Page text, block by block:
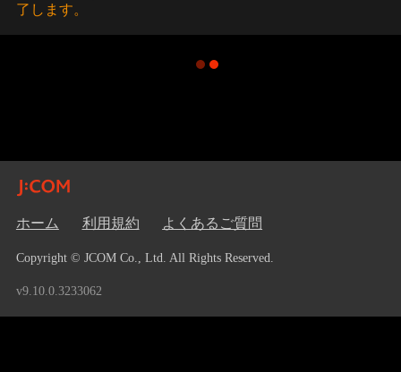
了します。
ホーム 利用規約 よくあるご質問
Copyright © JCOM Co., Ltd. All Rights Reserved.
v9.10.0.3233062